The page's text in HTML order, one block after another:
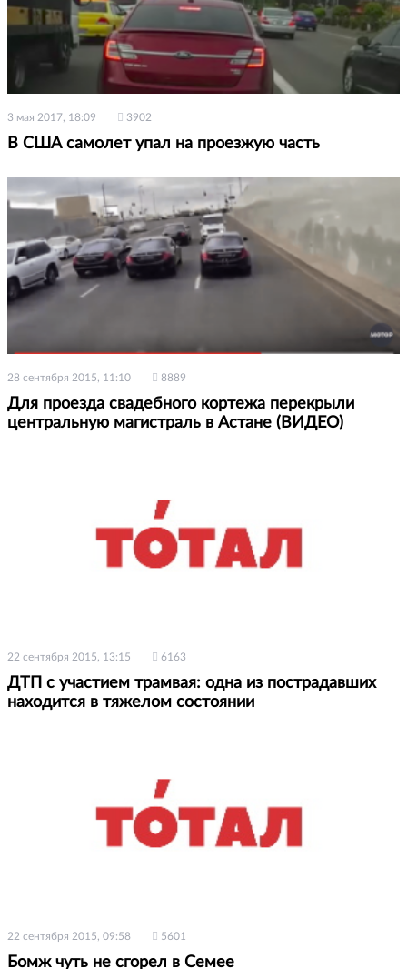
3 мая 2017, 18:09 3902
В США самолет упал на проезжую часть
28 сентября 2015, 11:10 8889
Для проезда свадебного кортежа перекрыли
центральную магистраль в Астане (ВИДЕО)
22 сентября 2015, 13:15 6163
ДТП с участием трамвая: одна из пострадавших
находится в тяжелом состоянии
22 сентября 2015, 09:58 5601
Бомж чуть не сгорел в Семее